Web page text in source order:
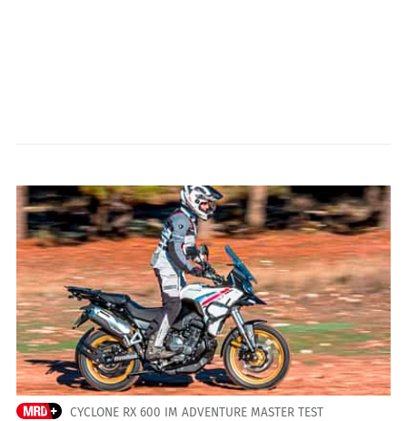
CYCLONE RX 600 IM ADVENTURE MASTER TEST